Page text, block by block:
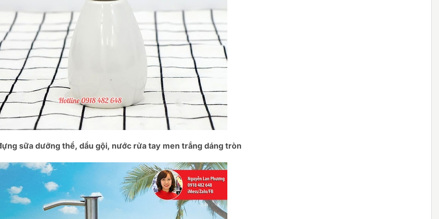
sữa dưỡng thể, dầu gội, nước rửa tay men trắng dáng tròn